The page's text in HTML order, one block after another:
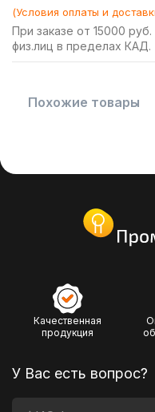
(Условия оплаты и
При заказе от 15000
физ.лиц в пределах КАД.
Похожие товары
Качественная
продукция
У Вас есть вопрос?